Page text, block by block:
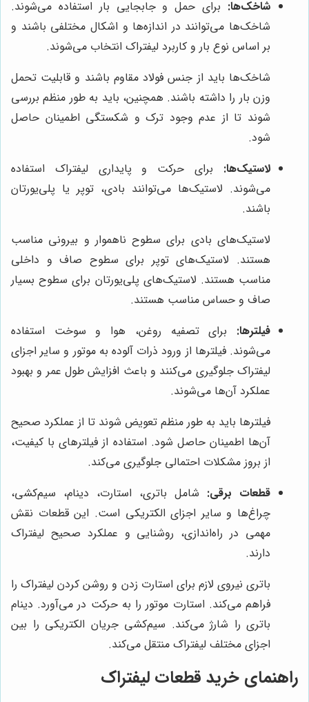
شاخک‌ها: برای حمل و جابجایی بار استفاده می‌شوند.
شاخک‌ها می‌توانند در اندازه‌ها و اشکال مختلفی باشند و
بر اساس نوع بار و کاربرد لیفتراک انتخاب می‌شوند.
شاخک‌ها باید از جنس فولاد مقاوم باشند و قابلیت تحمل
وزن بار را داشته باشند. همچنین، باید به طور منظم بررسی
شوند تا از عدم وجود ترک و شکستگی اطمینان حاصل
شود.
لاستیک‌ها: برای حرکت و پایداری لیفتراک استفاده
می‌شوند. لاستیک‌ها می‌توانند بادی، توپر یا پلی‌یورتان
باشند.
لاستیک‌های بادی برای سطوح ناهموار و بیرونی مناسب
هستند. لاستیک‌های توپر برای سطوح صاف و داخلی
مناسب هستند. لاستیک‌های پلی‌یورتان برای سطوح بسیار
صاف و حساس مناسب هستند.
فیلترها: برای تصفیه روغن، هوا و سوخت استفاده
می‌شوند. فیلترها از ورود ذرات آلوده به موتور و سایر اجزای
لیفتراک جلوگیری می‌کنند و باعث افزایش طول عمر و بهبود
عملکرد آن‌ها می‌شوند.
فیلترها باید به طور منظم تعویض شوند تا از عملکرد صحیح
آن‌ها اطمینان حاصل شود. استفاده از فیلترهای با کیفیت،
از بروز مشکلات احتمالی جلوگیری می‌کند.
قطعات برقی: شامل باتری، استارت، دینام، سیم‌کشی،
چراغ‌ها و سایر اجزای الکتریکی است. این قطعات نقش
مهمی در راه‌اندازی، روشنایی و عملکرد صحیح لیفتراک
دارند.
باتری نیروی لازم برای استارت زدن و روشن کردن لیفتراک را
فراهم می‌کند. استارت موتور را به حرکت در می‌آورد. دینام
باتری را شارژ می‌کند. سیم‌کشی جریان الکتریکی را بین
اجزای مختلف لیفتراک منتقل می‌کند.
راهنمای خرید قطعات لیفتراک